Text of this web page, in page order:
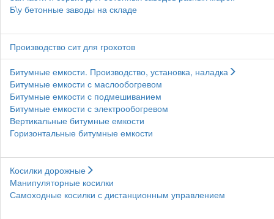
Б\у бетонные заводы на складе
Производство сит для грохотов
Битумные емкости. Производство, установка, наладка
Битумные емкости с маслообогревом
Битумные емкости с подмешиванием
Битумные емкости с электрообогревом
Вертикальные битумные емкости
Горизонтальные битумные емкости
Косилки дорожные
Манипуляторные косилки
Самоходные косилки с дистанционным управлением